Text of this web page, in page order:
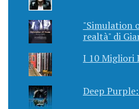
"Simulation
realtà" di
I 10 Migliori
Deep